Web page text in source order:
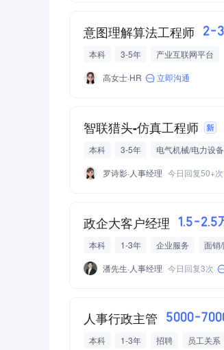
意图理解算法工程师 2-
本科 3-5年
产业互联网平台
高女士·HR
立即沟通
智联猎头-仿真工程师
本科 3-5年
电气机械/电力设备
罗诗影·人事经理 今日回复50+次
政企大客户经理 1.5-2.5
本科 1-3年 企业服务 面销
年度体检
潘先生·人事经理 今日回复3次
人事行政主管 5000-
本科 1-3年 招聘 员工关系